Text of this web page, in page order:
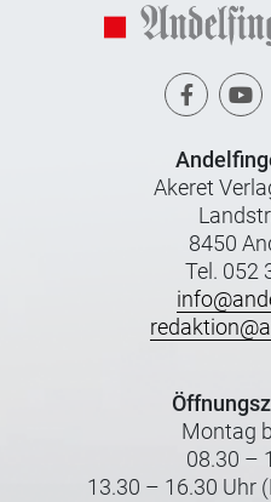
Akeret
8450
Tel. 052
Montag
08.30 –
13.30 – 16.30 Uhr